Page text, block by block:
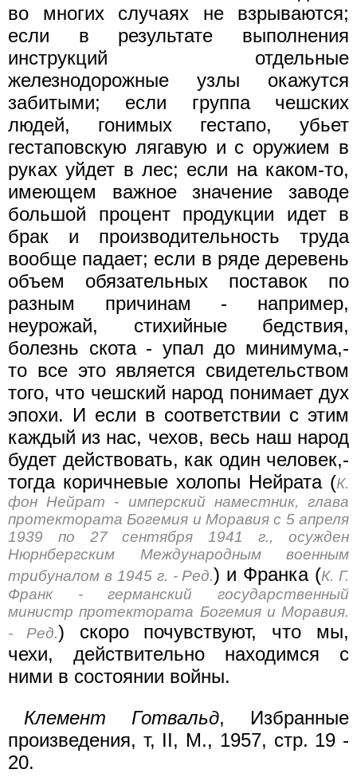
во многих случаях не взрываются;
если в результате выполнения
инструкций отдельные
железнодорожные узлы окажутся
забитыми; если группа чешских
людей, гонимых гестапо, убьет
гестаповскую лягавую и с оружием в
руках уйдет в лес; если на каком-то,
имеющем важное значение заводе
большой процент продукции идет в
брак и производительность труда
вообще падает; если в ряде деревень
объем обязательных поставок по
разным причинам - например,
неурожай, стихийные бедствия,
болезнь скота - упал до минимума,-
то все это является свидетельством
того, что чешский народ понимает дух
эпохи. И если в соответствии с этим
каждый из нас, чехов, весь наш народ
будет действовать, как один человек,-
тогда коричневые холопы Нейрата (К.
фон Нейрат - имперский наместник, глава
протектората Богемия и Моравия с 5 апреля
1939 по 27 сентября 1941 г., осужден
Нюрнбергским Международным военным
трибуналом в 1945 г. - Ред.) и Франка (К. Г.
Франк - германский государственный
министр протектората Богемия и Моравия.
- Ред.) скоро почувствуют, что мы,
чехи, действительно находимся с
ними в состоянии войны.
Клемент Готвальд, Избранные
произведения, т, II, М., 1957, стр. 19 -
20.